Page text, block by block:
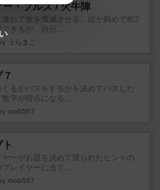
ー・ブルズ / 火牛陣
連れて敵を殲滅させる。縦か斜めで前2
きるが、自分...
うらまこ
くるかパスをするかを決めてパスした
字が得点になる...
mob567
ヤーがお題を決めて限られたヒントの
レイヤーに当て...
mob567